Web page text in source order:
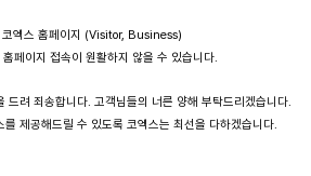
코엑스 홈페이지 (Visitor, Business)
페이지 접속이 원활하지 않을 수 있습니다.
드려 죄송합니다. 고객님들의 너른 양해 부탁드리겠습니다.
를 제공해드릴 수 있도록 코엑스는 최선을 다하겠습니다.